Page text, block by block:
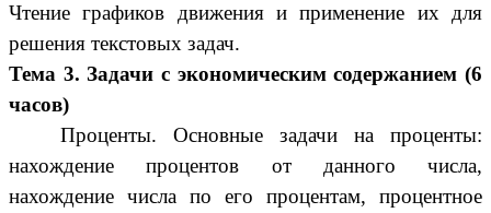
Чтение графиков движения и применение их для
решения текстовых задач.
Тема 3. Задачи с экономическим содержанием (6
часов)
Проценты. Основные задачи на проценты:
нахождение процентов от данного числа,
нахождение числа по его процентам, процентное